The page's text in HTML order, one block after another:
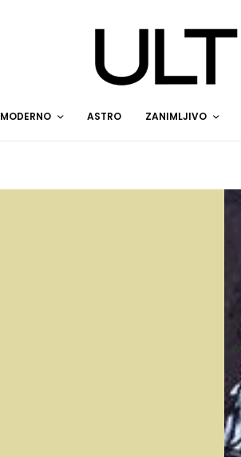
MODERNO ASTRO ZANIMLJIVO